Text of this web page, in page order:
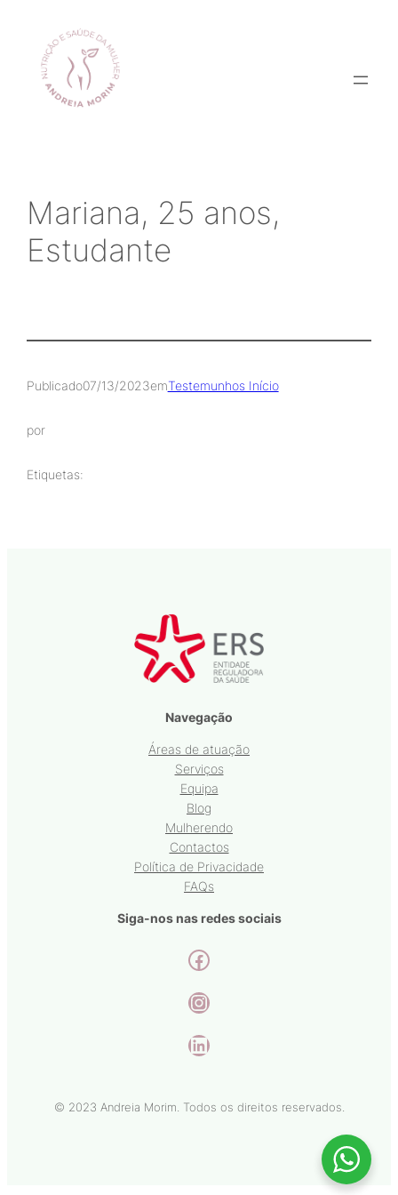
conteúdo
Mariana, 25 anos,
Estudante
Publicado07/13/2023emTestemunhos Início
por
Etiquetas:
Navegação
Áreas de atuação
Serviços
Equipa
Blog
Mulherendo
Contactos
Política de Privacidade
FAQs
Siga-nos nas redes sociais
Facebook
Instagram
LinkedIn
© 2023 Andreia Morim. Todos os direitos reservados.